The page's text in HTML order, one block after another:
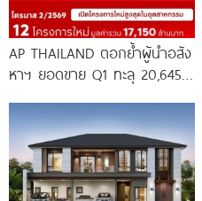
AP THAILAND ตอกย้ำผู้นำอสัง
หาฯ ยอดขาย Q1 ทะลุ 20,645